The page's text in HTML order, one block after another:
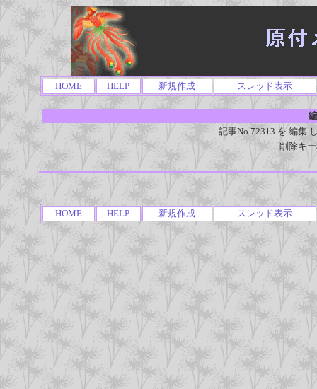
HOME HELP 新規作成 スレッド表示
記事No.72313 を 編集
削除キ
HOME HELP 新規作成 スレッド表示